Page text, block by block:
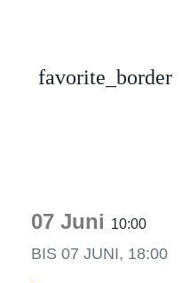
favorite_border
07 Juni 10:00
BIS 07 JUNI, 18:00